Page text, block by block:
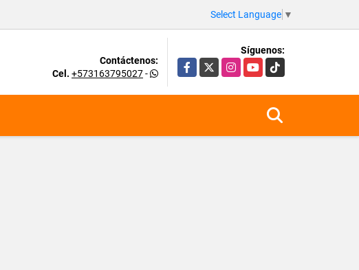
Select Language ▼
Contáctenos:
Cel. +573163795027-
Síguenos:
Facebook
X InstagramYouTubeTikTok